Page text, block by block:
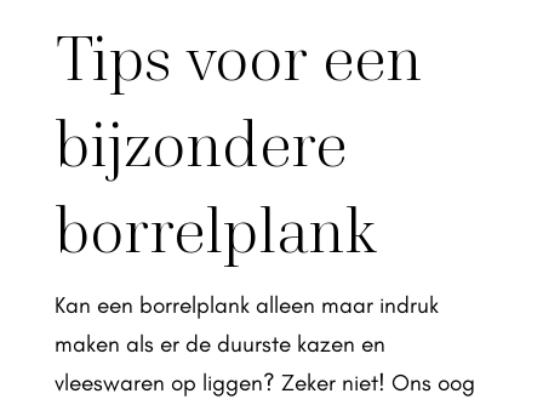
Tips voor een
bijzondere
borrelplank
Kan een borrelplank alleen maar indruk
maken als er de duurste kazen en
vleeswaren op liggen? Zeker niet! Ons oog